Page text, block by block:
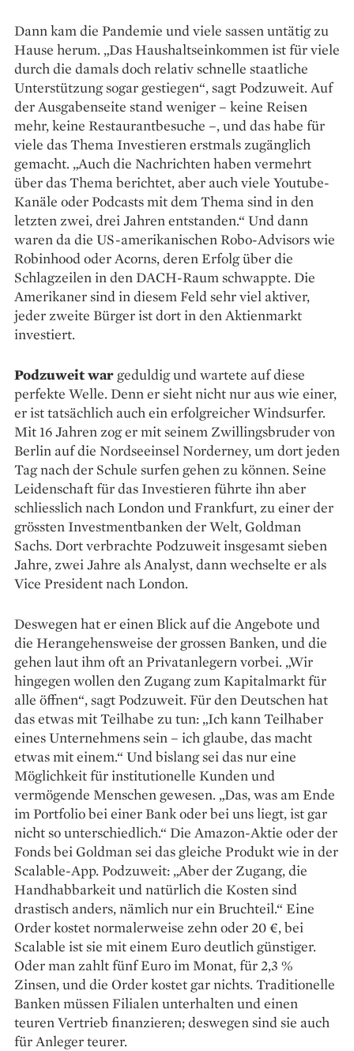
Dann kam die Pandemie und viele sassen untätig zu
Hause herum. „Das Haushaltseinkommen ist für viele
durch die damals doch relativ schnelle staatliche
Unterstützung sogar gestiegen“, sagt Podzuweit. Auf
der Ausgabenseite stand weniger – keine Reisen
mehr, keine Restaurantbesuche –, und das habe für
viele das Thema Investieren erstmals zugänglich
gemacht. „Auch die Nachrichten haben vermehrt
über das Thema berichtet, aber auch viele Youtube-
Kanäle oder Podcasts mit dem Thema sind in den
letzten zwei, drei Jahren entstanden.“ Und dann
waren da die US-amerikanischen Robo-Advisors wie
Robinhood oder Acorns, deren Erfolg über die
Schlagzeilen in den DACH-Raum schwappte. Die
Amerikaner sind in diesem Feld sehr viel aktiver,
jeder zweite Bürger ist dort in den Aktienmarkt
investiert.
Podzuweit war geduldig und wartete auf diese
perfekte Welle. Denn er sieht nicht nur aus wie einer,
er ist tatsächlich auch ein erfolgreicher Windsurfer.
Mit 16 Jahren zog er mit seinem Zwillingsbruder von
Berlin auf die Nordseeinsel Norderney, um dort jeden
Tag nach der Schule surfen gehen zu können. Seine
Leidenschaft für das Investieren führte ihn aber
schliesslich nach London und Frankfurt, zu einer der
grössten Investmentbanken der Welt, Gold­man
Sachs. Dort verbrachte Podzuweit insgesamt sieben
Jahre, zwei Jahre als Analyst, dann wechselte er als
Vice President nach London.
Deswegen hat er einen Blick auf die Angebote und
die Heran­gehensweise der grossen Banken, und die
gehen laut ihm oft an Privatanlegern vorbei. „Wir
hin­gegen wollen den Zugang zum Kapitalmarkt für
alle öffnen“, sagt Podzuweit. Für den Deutschen hat
das etwas mit Teilhabe zu tun: „Ich kann Teilhaber
eines Unternehmens sein – ich glaube, das macht
etwas mit einem.“ Und bislang sei das nur eine
Möglichkeit für institutionelle Kunden und
vermögende Menschen gewesen. „Das, was am Ende
im Portfolio bei einer Bank oder bei uns liegt, ist gar
nicht so unterschiedlich.“ Die Amazon-Aktie oder der
Fonds bei Goldman sei das gleiche Produkt wie in der
Scalable-App. Podzuweit: „Aber der Zugang, die
Handhab­barkeit und natürlich die Kosten sind
drastisch anders, näm­lich nur ein Bruchteil.“ Eine
Order kostet normalerweise zehn oder 20 €, bei
Scalable ist sie mit einem Euro deutlich günstiger.
Oder man zahlt fünf Euro im Monat, für 2,3 %
Zinsen, und die Order kostet gar nichts. Traditionelle
Banken müssen Filialen unterhalten und einen
teuren Vertrieb finanzieren; deswegen sind sie auch
für Anleger teurer.